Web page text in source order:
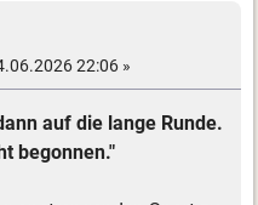
22:06 »
auf die lange Runde.
begonnen."